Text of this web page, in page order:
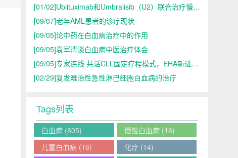
[01/02]Ublituximab和Umbralisib（U2）联合治疗慢性淋巴细胞白血病的探索
[09/07]老年AML患者的诊疗现状
[09/05]论中药在白血病治疗中的作用
[09/05]袁军清谈白血病中医治疗体会
[09/05]专家连线 共话CLL固定疗程模式，EHA新进展&国内新探索
[02/29]复发难治性急性淋巴细胞白血病的治疗
Tags列表
白血病 (805) 慢性白血病(16)
儿童白血病 (16) 化疗(14)